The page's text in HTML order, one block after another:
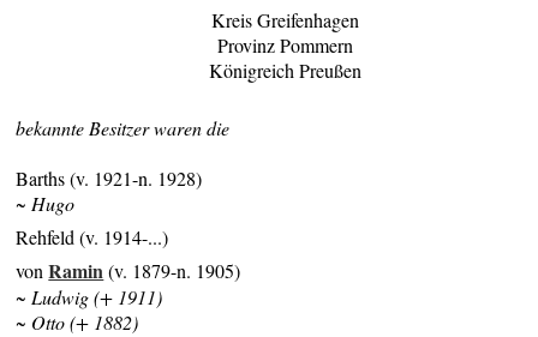
Kreis Greifenhagen
Provinz Pommern
Königreich Preußen
bekannte Besitzer waren die
Barths (v. 1921-n. 1928)
~ Hugo
Rehfeld (v. 1914-...)
vonRamin(v. 1879-n. 1905)
~ Ludwig (+ 1911)
~ Otto (+ 1882)